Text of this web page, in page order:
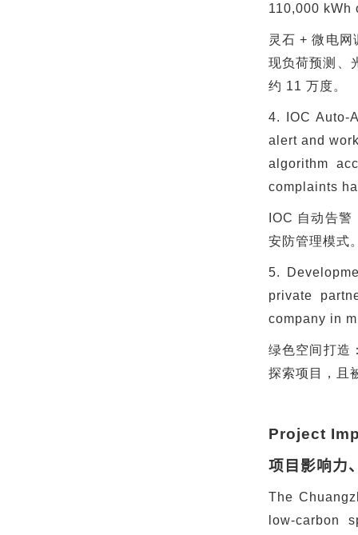
110,000 kWh
灵石 +微电网
现负荷预测、
约 11 万度。
4. IOC Auto-
alert and
algorithm
complaints
IOC 自动告警
安防管理模式
5.
private
company in
绿色空间打造
探索项目，且
Project
项目影响力
The
low-carbon